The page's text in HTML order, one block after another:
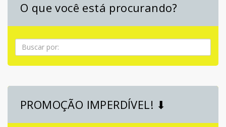
O que você está procurando?
Pesquisa
PROMOÇÃO IMPERDÍVEL! ⬇